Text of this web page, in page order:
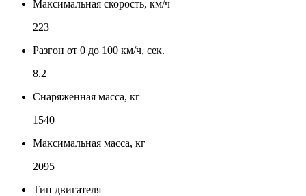
Максимальная скорость, км/ч
223
Разгон от 0 до 100 км/ч, сек.
8.2
Снаряженная масса, кг
1540
Максимальная масса, кг
2095
Тип двигателя